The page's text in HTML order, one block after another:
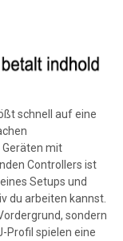
schnell auf eine
mit
Controllers ist
Setups und
du arbeiten kannst.
sondern
Profil spielen eine